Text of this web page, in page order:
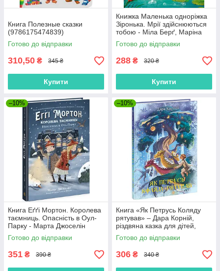
Книга Полезные сказки
(9786175474839)
Готово до відправки
310,50 ₴ 345 ₴
Купити
Книжка Маленька одноріжка
Зіронька. Мрії здійснюються
тобою - Міла Берґ, Маріна
Кремер (9786170959324)
Готово до відправки
288 ₴ 320 ₴
Купити
–10%
Книга Еґґі Мортон. Королева
таємниць. Опасність в Оул-
Парку - Марта Джоселін
(9786170971692)
Готово до відправки
351 ₴ 390 ₴
–10%
Книга «Як Петрусь Коляду
рятував» – Дара Корній,
різдвяна казка для дітей,
зимова історія, українська
книга (9786170979926)
Готово до відправки
306 ₴ 340 ₴